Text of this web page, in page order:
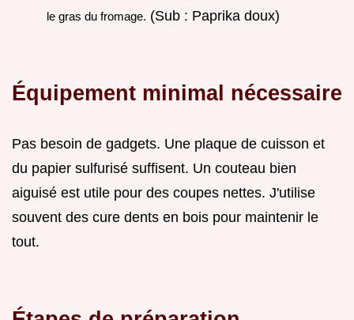
le gras du fromage. (Sub : Paprika doux)
Équipement minimal nécessaire
Pas besoin de gadgets. Une plaque de cuisson et
du papier sulfurisé suffisent. Un couteau bien
aiguisé est utile pour des coupes nettes. J'utilise
souvent des cure dents en bois pour maintenir le
tout.